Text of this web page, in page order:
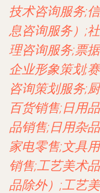
技术咨询服务;
息咨询服务）;
理咨询服务;票
企业形象策划;
咨询策划服务;
百货销售;日用
品销售;日用杂
家电零售;文具
销售;工艺美术
品除外）;工艺